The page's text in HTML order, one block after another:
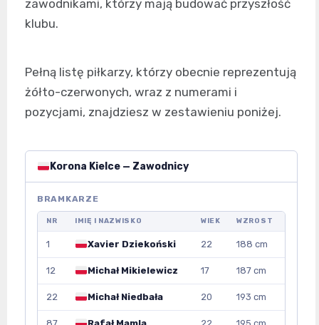
zawodnikami, którzy mają budować przyszłość
klubu.
Pełną listę piłkarzy, którzy obecnie reprezentują
żółto-czerwonych, wraz z numerami i
pozycjami, znajdziesz w zestawieniu poniżej.
Korona Kielce — Zawodnicy
BRAMKARZE
NR IMIĘ I NAZWISKO WIEK WZROST
1 Xavier Dziekoński 22 188 cm
12 Michał Mikielewicz 17 187 cm
22 Michał Niedbała 20 193 cm